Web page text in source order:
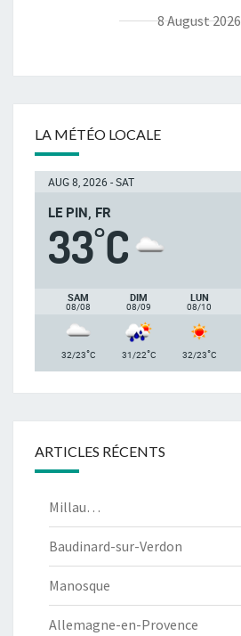
8 August 2026
LA MÉTÉO LOCALE
AUG 8, 2026 - SAT
LE PIN, FR
33°C
SAM
08/08
DIM
08/09
LUN
08/10
32/23°C 31/22°C 32/23°C
ARTICLES RÉCENTS
Millau…
Baudinard-sur-Verdon
Manosque
Allemagne-en-Provence